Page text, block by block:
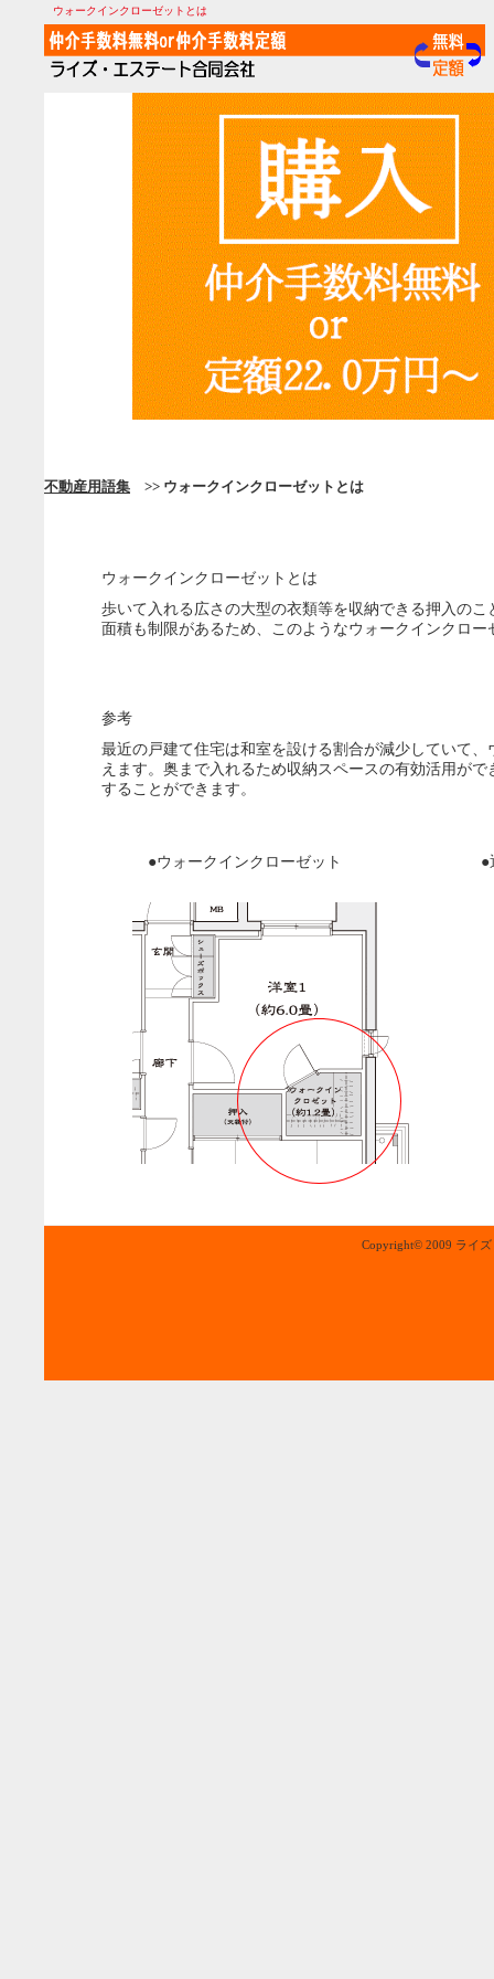
ウォークインクローゼットとは
不動産用語集 >> ウォークインクローゼットとは
ウォークインクローゼットとは
歩いて入れる広さの大型の衣類等を収納できる押入の
面積も制限があるため、このようなウォークインクロ
参考
最近の戸建て住宅は和室を設ける割合が減少していて
えます。奥まで入れるため収納スペースの有効活用が
することができます
●ウォークインクローゼ
Copyright© 2009 ライズ